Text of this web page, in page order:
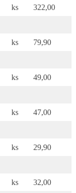
ks 322,00
ks 79,90
ks 49,00
ks 47,00
ks 29,90
ks 32,00